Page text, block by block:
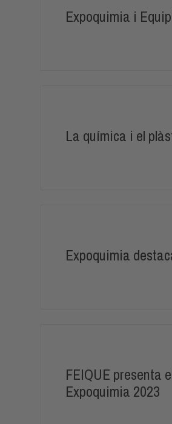
Expoquimia i
La química i el
Expoquimia
FEIQUE presenta
Expoquimia 2023